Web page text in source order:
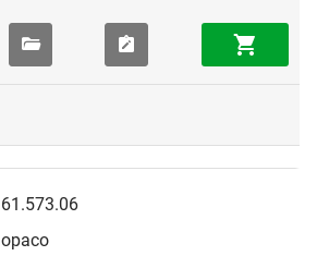
61.573.06
opaco